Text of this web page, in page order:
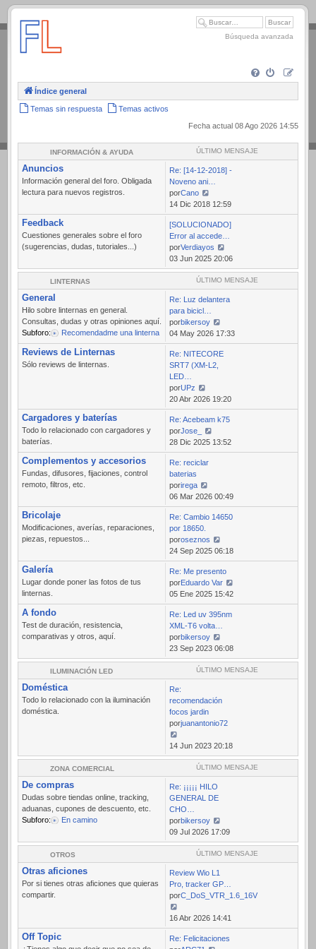
.
Búsqueda avanzada
Índice general
Temas sin respuesta
Temas activos
Fecha actual 08 Ago 2026 14:55
INFORMACIÓN & AYUDA ÚLTIMO MENSAJE
Anuncios
Información general del foro. Obligada
lectura para nuevos registros.
Re: [14-12-2018] -
Noveno ani…
porCano
Ver
último
mensaje
14 Dic 2018 12:59
Feedback
Cuestiones generales sobre el foro
(sugerencias, dudas, tutoriales...)
[SOLUCIONADO]
Error al accede…
porVerdiayos
Ver
último
mensaje
03 Jun 2025 20:06
LINTERNAS ÚLTIMO MENSAJE
General
Hilo sobre linternas en general.
Consultas, dudas y otras opiniones aquí.
Subforo:
Recomendadme una linterna
Re: Luz delantera
para bicicl…
porbikersoy
Ver
último
mensaje
04 May 2026 17:33
Reviews de Linternas
Sólo reviews de linternas.
Re: NITECORE
SRT7 (XM-L2,
LED…
porUPz
Ver
último
mensaje
20 Abr 2026 19:20
Cargadores y baterías
Todo lo relacionado con cargadores y
baterías.
Re: Acebeam k75
porJose_
Ver
último
mensaje
28 Dic 2025 13:52
Complementos y accesorios
Fundas, difusores, fijaciones, control
remoto, filtros, etc.
Re: reciclar
baterias
porirega
Ver
último
mensaje
06 Mar 2026 00:49
Bricolaje
Modificaciones, averías, reparaciones,
piezas, repuestos...
Re: Cambio 14650
por 18650.
poroseznos
Ver
último
mensaje
24 Sep 2025 06:18
Galería
Lugar donde poner las fotos de tus
linternas.
Re: Me presento
porEduardo Var
Ver
último
mensaje
05 Ene 2025 15:42
A fondo
Test de duración, resistencia,
comparativas y otros, aquí.
Re: Led uv 395nm
XML-T6 volta…
porbikersoy
Ver
último
mensaje
23 Sep 2023 06:08
ILUMINACIÓN LED ÚLTIMO MENSAJE
Doméstica
Todo lo relacionado con la iluminación
doméstica.
Re:
recomendación
focos jardin
porjuanantonio72
Ver
último
mensaje
14 Jun 2023 20:18
ZONA COMERCIAL ÚLTIMO MENSAJE
De compras
Dudas sobre tiendas online, tracking,
aduanas, cupones de descuento, etc.
Subforo:
En camino
Re: ¡¡¡¡¡ HILO
GENERAL DE
CHO…
porbikersoy
Ver
último
mensaje
09 Jul 2026 17:09
OTROS ÚLTIMO MENSAJE
Otras aficiones
Por si tienes otras aficiones que quieras
compartir.
Review Wio L1
Pro, tracker GP…
porC_DoS_VTR_1.6_16V
Ver
último
mensaje
16 Abr 2026 14:41
Off Topic
Re: Felicitaciones